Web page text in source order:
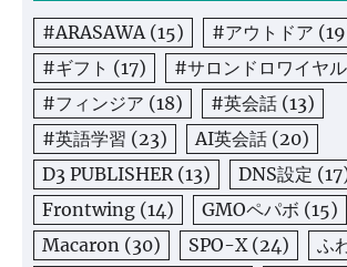
#ARASAWA (15) #アウトドア
#ギフト (17) #サロンドロワイヤル
#フィンジア (18) #英会話 (13)
#英語学習 (23) AI英会話 (20)
D3 PUBLISHER (13) DNS設定
Frontwing (14) GMOペパボ (15)
Macaron (30) SPO-X (24) ふ